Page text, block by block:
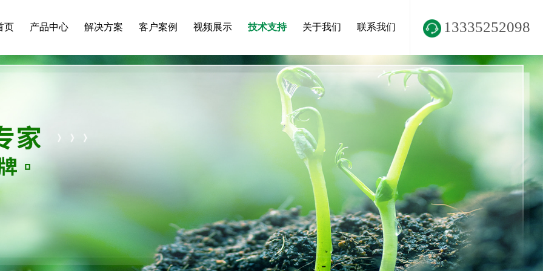
13335252098
页 产品中心 解决方案 客户案例 视频展示 技术支持 关于我们 联系我们